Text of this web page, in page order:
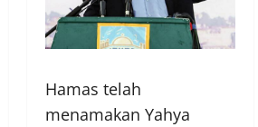
Hamas telah
menamakan Yahya